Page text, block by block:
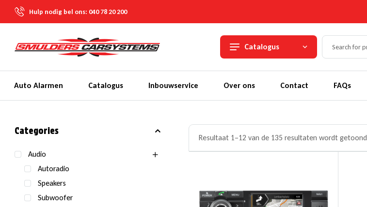
Hulp nodig bel ons: 040 78 20 200
Catalogus
Auto Alarmen Catalogus Inbouwservice Over ons Contact FAQs
Resultaat 1–12 van de 135 resultaten wordt getoond
Categories
Audio
Autoradio
Speakers
Subwoofer